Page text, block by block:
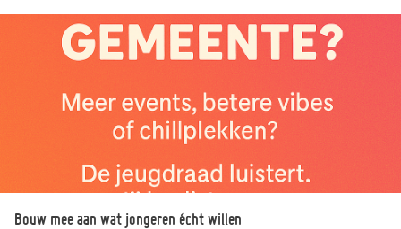
oplossingen voor onze jeugd bespreken?
Stuur ons dan eens een DM en wie weet ben jij de
volgende die de stem van de jeugd overbrengt aan ons
Bouw mee aan wat jongeren écht willen